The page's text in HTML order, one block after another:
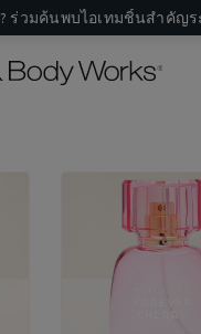
ร่วมค้นพบไอเทมชิ้นสำคัญ